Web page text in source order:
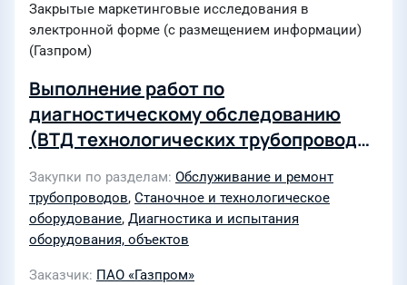
Закрытые маркетинговые исследования в
электронной форме (с размещением информации)
(Газпром)
Выполнение работ по
диагностическому обследованию
(ВТД технологических трубопроводов
компрессорных станций и прочие ДО
с применением роботизированного
комплекса) объектов дочерних
эксплуатирующих обществ ПАО
«Газпром» в 2027-2029 годах для
Закупки по разделам Обслуживание и ремонт
трубопроводов, Станочное и технологическое
оборудование, Диагностика и испытания
оборудования, объектов
Заказчик ПАО «Газпром»